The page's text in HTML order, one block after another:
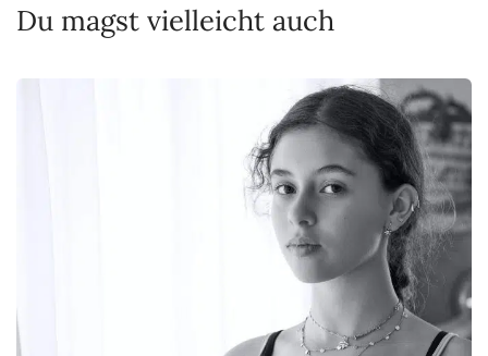
Du magst vielleicht auch